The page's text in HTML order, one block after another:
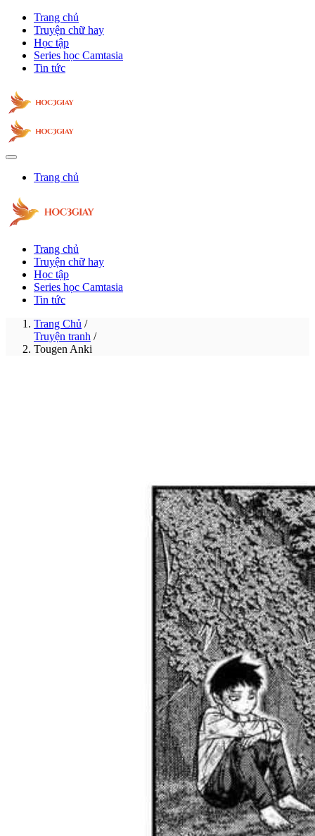
Trang chủ
Truyện chữ hay
Học tập
Series học Camtasia
Tin tức
Trang chủ
Trang chủ
Truyện chữ hay
Học tập
Series học Camtasia
Tin tức
Trang Chủ /
Truyện tranh /
Tougen Anki